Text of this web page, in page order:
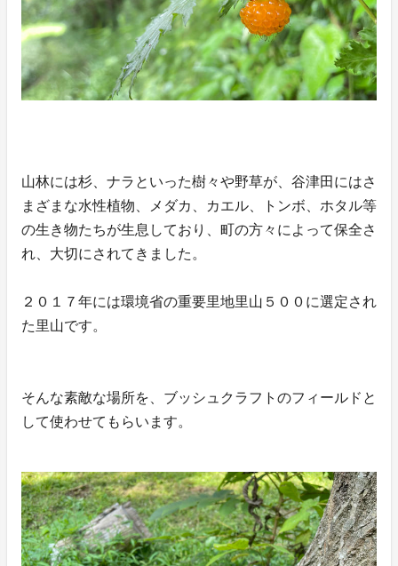
山林には杉、ナラといった樹々や野草が、谷津田にはさ
まざまな水性植物、メダカ、カエル、トンボ、ホタル等
の生き物たちが生息しており、町の方々によって保全さ
れ、大切にされてきました。
２０１７年には環境省の重要里地里山５００に選定され
た里山です。
そんな素敵な場所を、ブッシュクラフトのフィールドと
して使わせてもらいます。